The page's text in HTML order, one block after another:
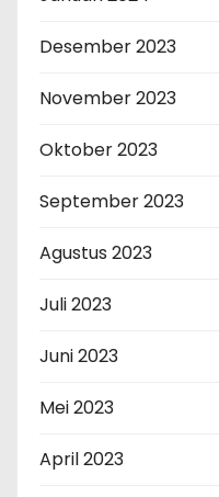
Desember 2023
November 2023
Oktober 2023
September 2023
Agustus 2023
Juli 2023
Juni 2023
Mei 2023
April 2023